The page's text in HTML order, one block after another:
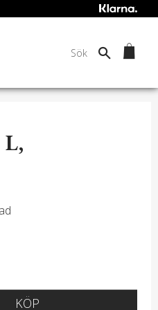
KÖP